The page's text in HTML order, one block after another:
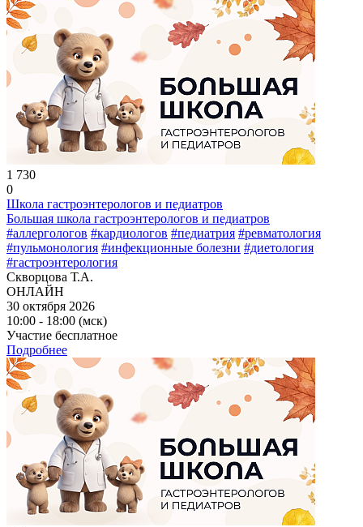
1 730
0
Школа гастроэнтерологов и педиатров
Большая школа гастроэнтерологов и педиатров
#аллергологов #кардиологов #педиатрия #ревматология
#пульмонология #инфекционные болезни #диетология
#гастроэнтерология
Скворцова Т.А.
ОНЛАЙН
30 октября 2026
10:00 - 18:00 (мск)
Участие бесплатное
Подробнее